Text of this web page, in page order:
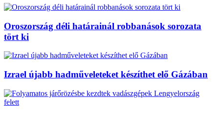
Oroszország déli határainál robbanások sorozata
tört ki
Izrael újabb hadműveleteket készíthet elő Gázában